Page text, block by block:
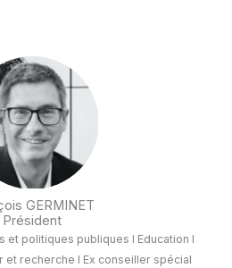
GERMINET
Président
et politiques publiques I Education I
et recherche I Ex conseiller spécial